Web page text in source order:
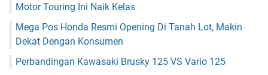
Motor Touring Ini Naik Kelas
Mega Pos Honda Resmi Opening Di Tanah Lot, Makin
Dekat Dengan Konsumen
Perbandingan Kawasaki Brusky 125 VS Vario 125